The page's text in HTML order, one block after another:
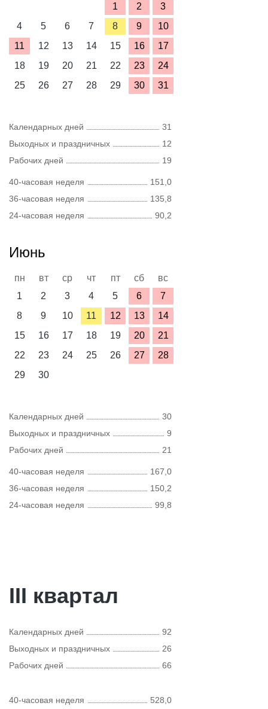
1
2
3
4
5 6 7 8 9
10
11
12 13 14 15 16
17
18
19 20 21 22 23
24
25
26 27 28 29 30 31
Календарных дней
31
Выходных и праздничных
12
Рабочих дней
19
40-часовая неделя
151,0
36-часовая неделя
135,8
24-часовая неделя
90,2
Июнь
пн вт ср чт пт сб
вс
1
2 3 4 5 6
7
8
9 10 11 12 13
14
15
16 17 18 19 20
21
22
23 24 25 26 27
28
29
30
Календарных дней
30
Выходных и праздничных
9
Рабочих дней
21
40-часовая неделя
167,0
36-часовая неделя
150,2
24-часовая неделя
99,8
III квартал
Календарных дней
92
Выходных и праздничных
26
Рабочих дней
66
40-часовая неделя 528,0